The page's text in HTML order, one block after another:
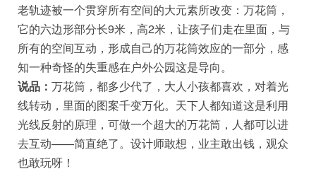
老轨迹被一个贯穿所有空间的大元素所改变：万花筒，
它的六边形部分长9米，高2米，让孩子们走在里面，与
所有的空间互动，形成自己的万花筒效应的一部分，感
知一种奇怪的失重感在户外公园这是导向。
说品： 万花筒，都多少代了，大人小孩都喜欢，对着光
线转动，里面的图案千变万化。天下人都知道这是利用
光线反射的原理，可做一个超大的万花筒，人都可以进
去互动——简直绝了。设计师敢想，业主敢出钱，观众
也敢玩呀！